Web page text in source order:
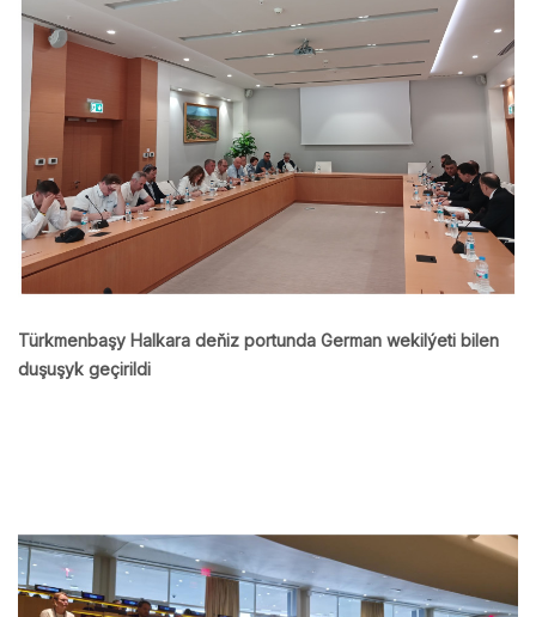
Türkmenbaşy Halkara deňiz portunda German wekilýeti bilen
duşuşyk geçirildi